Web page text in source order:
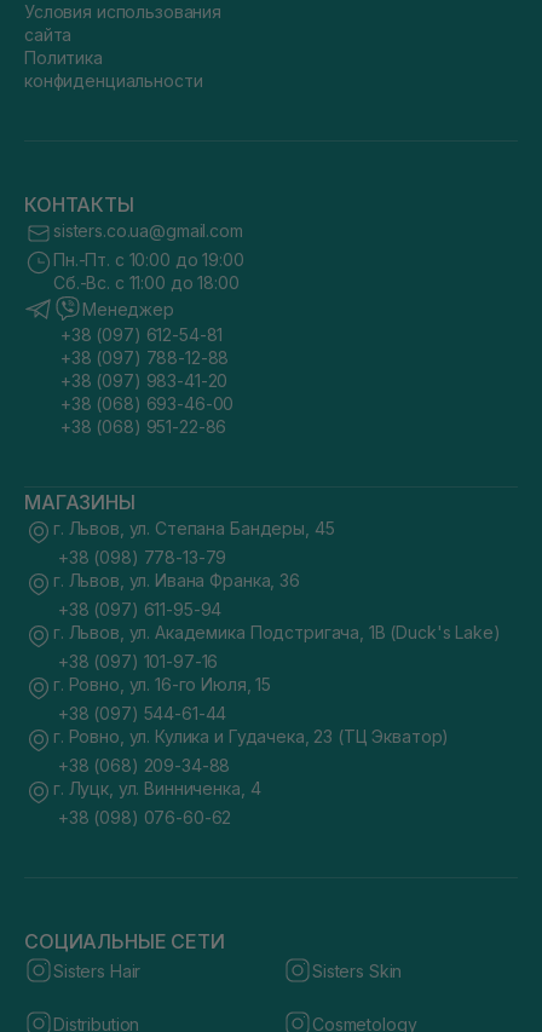
Условия использования
сайта
Политика
конфиденциальности
КОНТАКТЫ
sisters.co.ua@gmail.com
Пн.-Пт. с 10:00 до 19:00
Сб.-Вс. с 11:00 до 18:00
Менеджер
+38 (097) 612-54-81
+38 (097) 788-12-88
+38 (097) 983-41-20
+38 (068) 693-46-00
+38 (068) 951-22-86
МАГАЗИНЫ
г. Львов, ул. Степана Бандеры, 45
+38 (098) 778-13-79
г. Львов, ул. Ивана Франка, 36
+38 (097) 611-95-94
г. Львов, ул. Академика Подстригача, 1В (Duck's Lake)
+38 (097) 101-97-16
г. Ровно, ул. 16-го Июля, 15
+38 (097) 544-61-44
г. Ровно, ул. Кулика и Гудачека, 23 (ТЦ Экватор)
+38 (068) 209-34-88
г. Луцк, ул. Винниченка, 4
+38 (098) 076-60-62
СОЦИАЛЬНЫЕ СЕТИ
Sisters Hair Sisters Skin
Distribution Cosmetology